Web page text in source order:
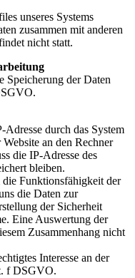
unseres Systems
zusammen mit anderen
nicht statt.
Speicherung der Daten
durch das System
an den Rechner
die IP-Adresse des
bleiben.
Funktionsfähigkeit der
die Daten zur
der Sicherheit
Eine Auswertung der
Zusammenhang nicht
Interesse an der
f DSGVO.